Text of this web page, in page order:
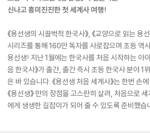
신나고 흥미진진한 첫 세계사 여행!
《용선생의 시끌벅적 한국사》, 《교양으로 읽는 용
시리즈를 통해 160만 독자를 사로잡으며 초등 역
용선생! 지난 1월에는 한국사를 처음 시작하는 아
음 한국사》가 출간, 출간 즉시 초등 한국사 분야 1
은 바 있습니다. 《용선생 처음 세계사》는 한번 손
《용선생》 만의 장점을 고스란히 살려, 처음으로
에게 생생한 길잡이가 되어 줄 수 있도록 준비했습